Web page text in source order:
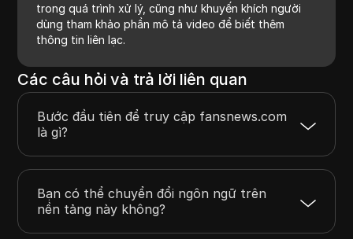
trong quá trình xử lý, cũng như khuyến khích người
dùng tham khảo phần mô tả video để biết thêm
thông tin liên lạc.
Các câu hỏi và trả lời liên quan
Bước đầu tiên để truy cập fansnews.com
là gì?
Bạn có thể chuyển đổi ngôn ngữ trên
nền tảng này không?